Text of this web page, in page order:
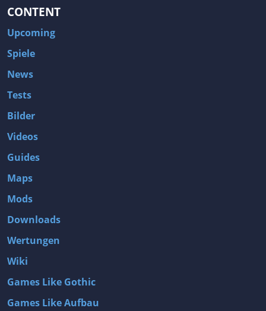
CONTENT
Upcoming
Spiele
News
Tests
Bilder
Videos
Guides
Maps
Mods
Downloads
Wertungen
Wiki
Games Like Gothic
Games Like Aufbau